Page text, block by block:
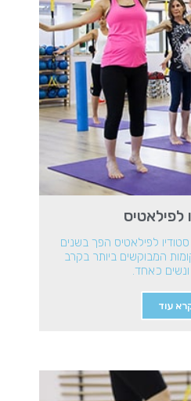
לפילאטיס
לפילאטיס הפך בשנים
המבוקשים ביותר בקרב
כאחד.
עוד